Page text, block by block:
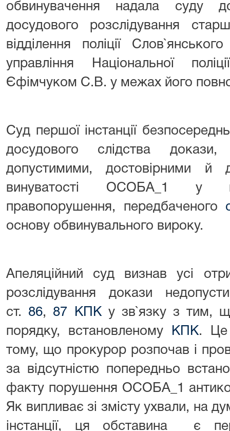
обвинувачення надала суду
досудового розслідування
відділення поліції
управління Національної
Єфімчуком С.В. у межах його
Суд першої інстанції
досудового слідства
допустимими, достовірними й
винуватості ОСОБА_1 у
правопорушення, передбаченого
основу обвинувального вироку.
Апеляційний суд визнав усі
розслідування докази
ст. 86, 87 КПКу зв`язку з тим,
порядку, встановленому
КПК. Це
тому, що прокурор розпочав і
за відсутністю попередньо
факту порушення ОСОБА_1
Як випливає зі змісту ухвали, на
інстанції, ця обставина є